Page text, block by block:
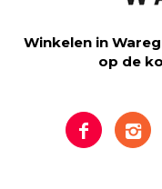
Winkelen in
op de